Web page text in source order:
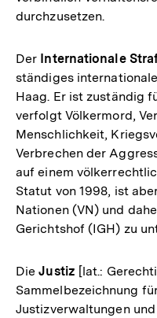
durchzusetzen.
Der Internationale
ständiges
Haag. Er ist zuständig
verfolgt Völkermord,
Menschlichkeit,
Verbrechen der
auf einem
Statut von 1998, ist
Nationen (VN) und
Gerichtshof (IGH) zu
DieJustiz [lat.:
Sammelbezeichnung
Justizverwaltungen